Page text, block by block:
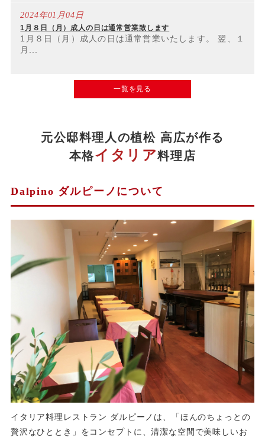
2024年01月04日
1月８日（月）成人の日は通常営業致します
1月８日（月）成人の日は通常営業いたします。 翌、１
月...
一覧を見る
元公邸料理人の植松 高広が作る
本格イタリア料理店
Dalpino ダルピーノについて
イタリア料理レストラン ダルピーノは、「ほんのちょっとの
贅沢なひととき」をコンセプトに、清潔な空間で美味しいお